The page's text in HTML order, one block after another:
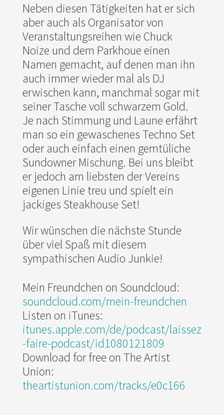
Neben diesen Tätigkeiten hat er sich
aber auch als Organisator von
Veranstaltungsreihen wie Chuck
Noize und dem Parkhoue einen
Namen gemacht, auf denen man ihn
auch immer wieder mal als DJ
erwischen kann, manchmal sogar mit
seiner Tasche voll schwarzem Gold.
Je nach Stimmung und Laune erfährt
man so ein gewaschenes Techno Set
oder auch einfach einen gemtüliche
Sundowner Mischung. Bei uns bleibt
er jedoch am liebsten der Vereins
eigenen Linie treu und spielt ein
jackiges Steakhouse Set!
Wir wünschen die nächste Stunde
über viel Spaß mit diesem
sympathischen Audio Junkie!
Mein Freundchen on Soundcloud:
soundcloud.com/mein-freundchen
Listen on iTunes:
itunes.apple.com/de/podcast/laissez
-faire-podcast/id1080121809
Download for free on The Artist
Union:
theartistunion.com/tracks/e0c166